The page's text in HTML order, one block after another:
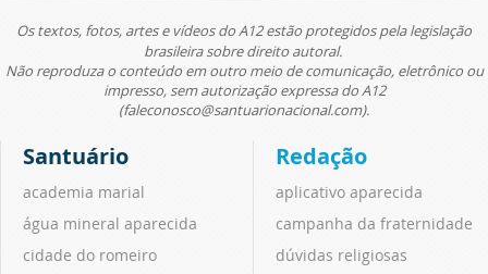
Os textos, fotos, artes e vídeos do A12 estão protegidos pela legislação
brasileira sobre direito autoral.
Não reproduza o conteúdo em outro meio de comunicação, eletrônico ou
impresso, sem autorização expressa do A12
(faleconosco@santuarionacional.com).
Santuário
academia marial
água mineral aparecida
cidade do romeiro
Redação
aplicativo aparecida
campanha da fraternidade
dúvidas religiosas